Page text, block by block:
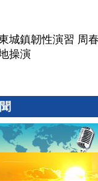
城鎮韌性演習 周
操演